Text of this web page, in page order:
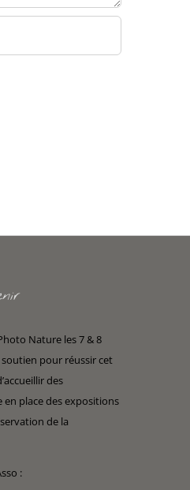
Nature les 7 & 8
pour réussir cet
des
place des expositions
de la
: